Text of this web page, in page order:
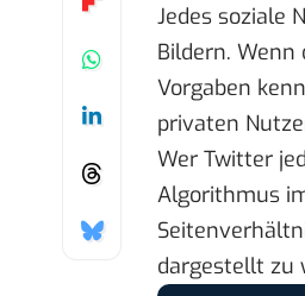
Jedes soziale
Bildern.
Vorgaben
privaten
Wer Twitter
Algorithmus
dargestellt zu